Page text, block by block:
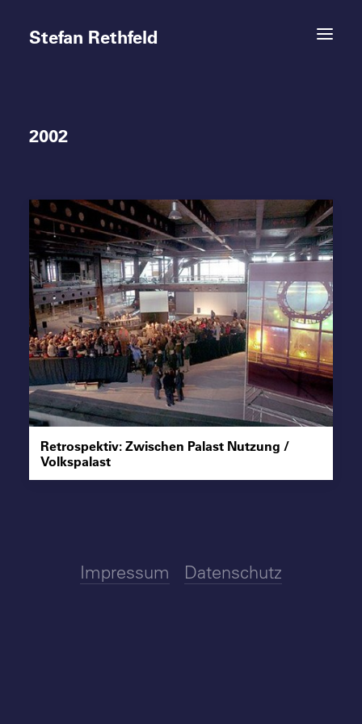
Stefan Rethfeld
Termine
Vita
Kontakt
Suche
2002
Retrospektiv: Zwischen Palast Nutzung /
Volkspalast
Impressum Datenschutz